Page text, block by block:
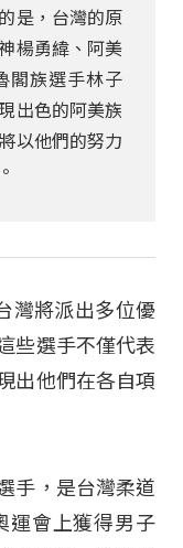
是，台灣的原
楊勇緯、阿美
閣族選手林子
出色的阿美族
以他們的努力
灣將派出多位優
些選手不僅代表
出他們在各自項
手，是台灣柔道
運會上獲得男子